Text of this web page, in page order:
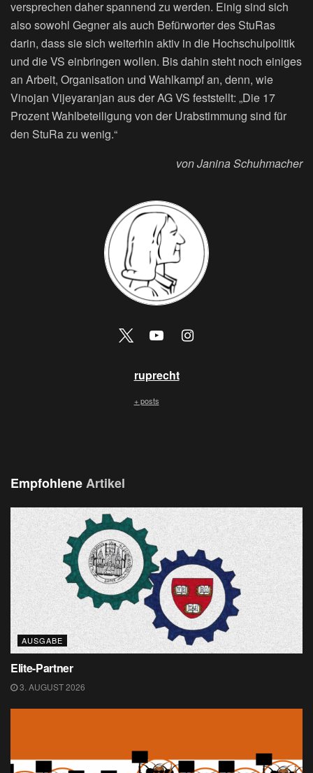
versprechen daher spannend zu werden. Einig sind sich
also sowohl Gegner als auch Befürworter des StuRas
darin, dass sie sich weiterhin aktiv in die Hochschulpolitik
und die VS einbringen wollen. Bis dahin steht noch einiges
an Arbeit, Organisation und Wahlkampf an, denn, wie
Vinojan Vijeyaranjan aus der AG VS feststellt: „Die 17
Prozent Wahlbeteiligung von der Urabstimmung sind für
den StuRa zu wenig.“
von Janina Schuhmacher
ruprecht
+ posts
EmpfohleneArtikel
AUSGABE
Elite-Partner
3. AUGUST 2026